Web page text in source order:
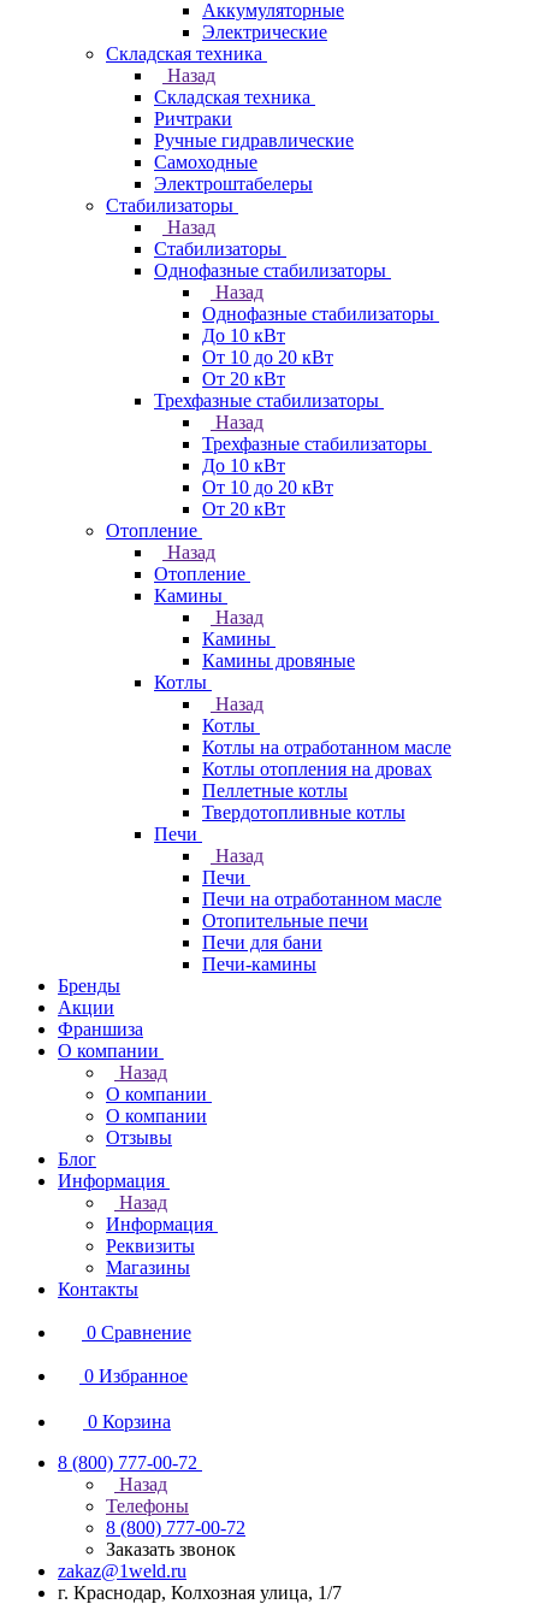
Аккумуляторные
Электрические
Складская техника
Назад
Складская техника
Ричтраки
Ручные гидравлические
Самоходные
Электроштабелеры
Стабилизаторы
Назад
Стабилизаторы
Однофазные стабилизаторы
Назад
Однофазные стабилизаторы
До 10 кВт
От 10 до 20 кВт
От 20 кВт
Трехфазные стабилизаторы
Назад
Трехфазные стабилизаторы
До 10 кВт
От 10 до 20 кВт
От 20 кВт
Отопление
Назад
Отопление
Камины
Назад
Камины
Камины дровяные
Котлы
Назад
Котлы
Котлы на отработанном масле
Котлы отопления на дровах
Пеллетные котлы
Твердотопливные котлы
Печи
Назад
Печи
Печи на отработанном масле
Отопительные печи
Печи для бани
Печи-камины
Бренды
Акции
Франшиза
О компании
Назад
О компании
О компании
Отзывы
Блог
Информация
Назад
Информация
Реквизиты
Магазины
Контакты
0 Сравнение
0 Избранное
0 Корзина
8 (800) 777-00-72
Назад
Телефоны
8 (800) 777-00-72
Заказать звонок
zakaz@1weld.ru
г. Краснодар, Колхозная улица, 1/7